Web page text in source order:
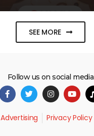
SEE MORE
Follow us on social media
Advertising Privacy Policy